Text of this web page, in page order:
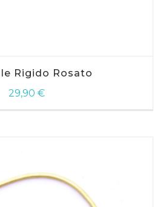
Rigido Rosato
29,90 €